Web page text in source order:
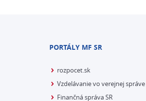
PORTÁLY MF SR
rozpocet.sk
Vzdelávanie vo verejnej správe
Finančná správa SR